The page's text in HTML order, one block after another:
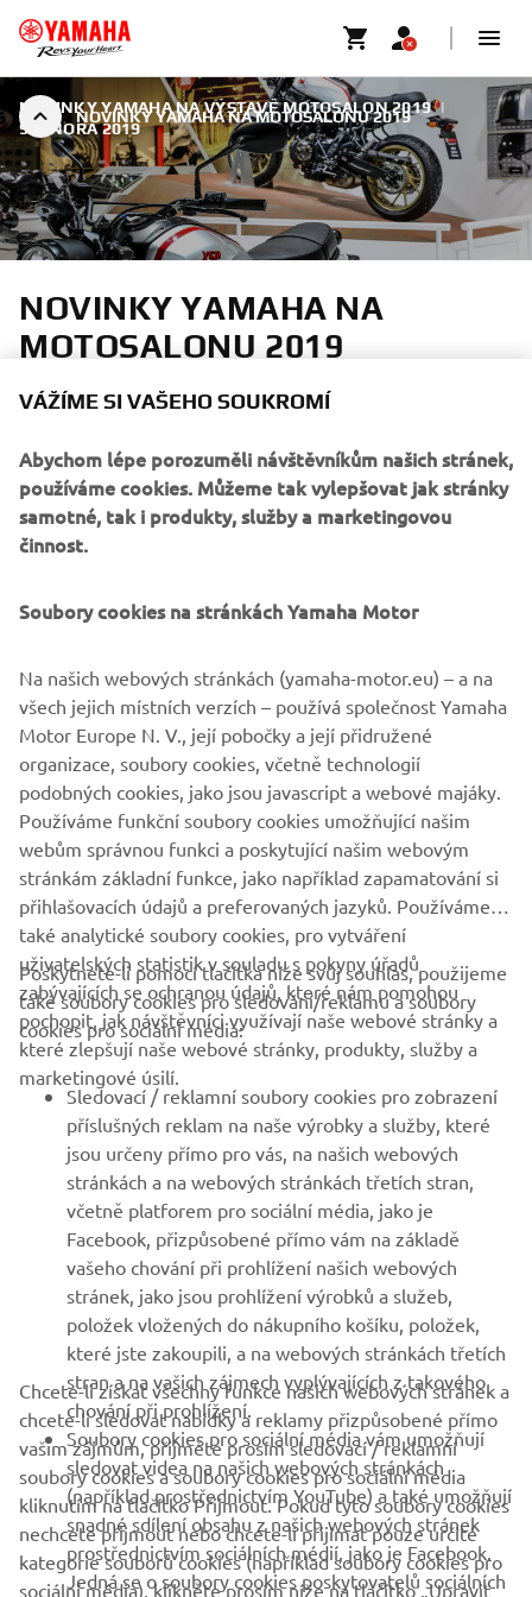
NOVINKY YAMAHA NA MOTOSALONU 2019
NOVINKY YAMAHA NA VÝSTAVĚ MOTOSALON 2019 |
9. ÚNORA 2019
NOVINKY YAMAHA NA
MOTOSALONU 2019
Pojďte si prohlédnout novou Ténéré 700!
Přijměte srdečné pozvání na představení Yamahy Ténéré
2019, které se odehraje v rámci jarní výstavy Motosalon v
pražských Letňanech. Stánek Yamahy v tradičních barvách
Budeme se na vás těšit!
Místo:Výstaviště PVA
Expo, Letňany, Praha 9
Termín:28.2. – 3.3.2019
FIREMNÍ
B2B
VÍCE YAMAHA
PODPORA
ZPRAVODAJ
Získejte jako první informace o nejnovějších nabídkách,
speciálních akcích, nových verzích a mnoho dalšího
PŘIHLÁSIT SE K ODBĚRU
Přečtěte si naše Zásady ochrany osobních údajů a zjistěte, jak
zpracováváme vaše osobní údaje:Zásady ochrany osobních údajů
VÁŽÍME SI VAŠEHO SOUKROMÍ
Abychom lépe porozuměli návštěvníkům našich stránek,
používáme cookies. Můžeme tak vylepšovat jak stránky
samotné, tak i produkty, služby a marketingovou
činnost.
Soubory cookies na stránkách Yamaha Motor
Na našich webových stránkách (yamaha-motor.eu) – a na
všech jejich místních verzích – používá společnost Yamaha
Motor Europe N. V., její pobočky a její přidružené
organizace, soubory cookies, včetně technologií
podobných cookies, jako jsou javascript a webové majáky.
Používáme funkční soubory cookies umožňující našim
webům správnou funkci a poskytující našim webovým
stránkám základní funkce, jako například zapamatování si
přihlašovacích údajů a preferovaných jazyků. Používáme
také analytické soubory cookies, pro vytváření
uživatelských statistik v souladu s pokyny úřadů
zabývajících se ochranou údajů, které nám pomohou
pochopit, jak návštěvníci využívají naše webové stránky a
které zlepšují naše webové stránky, produkty, služby a
marketingové úsilí.
Poskytnete-li pomocí tlačítka níže svůj souhlas, použijeme
také soubory cookies pro sledování/reklamu a soubory
cookies pro sociální média:
Sledovací / reklamní soubory cookies pro zobrazení
příslušných reklam na naše výrobky a služby, které
jsou určeny přímo pro vás, na našich webových
stránkách a na webových stránkách třetích stran,
včetně platforem pro sociální média, jako je
Facebook, přizpůsobené přímo vám na základě
vašeho chování při prohlížení našich webových
stránek, jako jsou prohlížení výrobků a služeb,
položek vložených do nákupního košíku, položek,
které jste zakoupili, a na webových stránkách třetích
stran a na vašich zájmech vyplývajících z takového
chování při prohlížení.
Soubory cookies pro sociální média vám umožňují
sledovat videa na našich webových stránkách
(například prostřednictvím YouTube) a také umožňují
snadné sdílení obsahu z našich webových stránek
prostřednictvím sociálních médií, jako je Facebook.
Jedná se o soubory cookies poskytovatelů sociálních
Chcete-li získat všechny funkce našich webových stránek a
chcete-li sledovat nabídky a reklamy přizpůsobené přímo
vašim zájmům, přijměte prosím sledovací / reklamní
soubory cookies a soubory cookies pro sociální média
kliknutím na tlačítko Přijmout. Pokud tyto soubory cookies
nechcete přijmout nebo chcete-li přijímat pouze určité
kategorie souborů cookies (například soubory cookies pro
sociální média), klikněte prosím níže na tlačítko „Upravit